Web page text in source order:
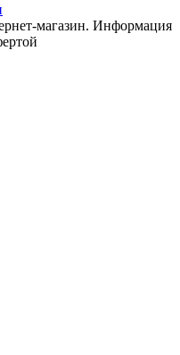
магазин. Информация